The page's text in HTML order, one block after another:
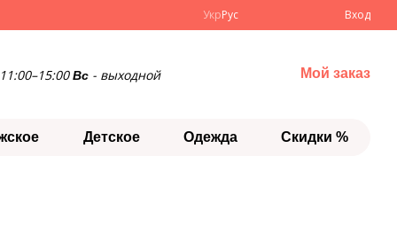
УкрРус Вход
Вс - выходной Мой заказ
Детское Одежда Скидки %